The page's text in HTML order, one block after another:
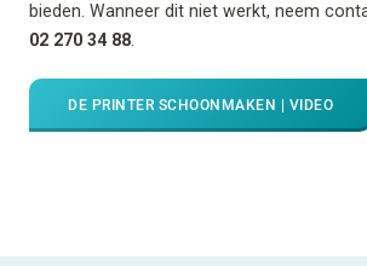
bieden. Wanneer dit niet werkt, neem
02 270 34 88.
DE PRINTER SCHOONMAKEN | VIDEO